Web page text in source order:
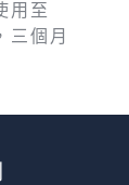
用至
個月